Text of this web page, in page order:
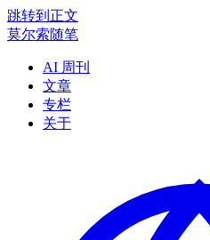
跳转到正文
莫尔索随笔
AI 周刊
文章
专栏
关于